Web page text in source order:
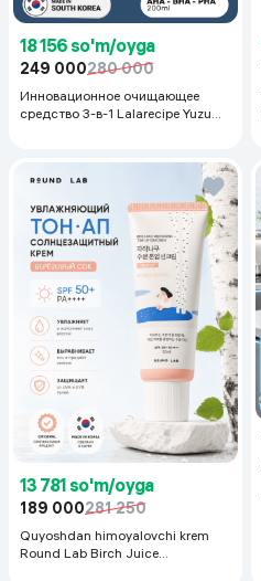
18 156 so'm/oyga
249 000280 000
Инновационное очищающее
средство 3-в-1 Lalarecipe Yuzu
13 781 so'm/oyga
189 000281 250
Quyoshdan himoyalovchi krem
Round Lab Birch Juice